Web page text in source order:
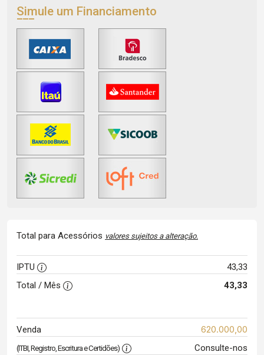
Simule um Financiamento
Total para Acessórios valores sujeitos a alteração.
IPTU
43,33
Total / Mês
43,33
Venda 620.000,00
(ITBI, Registro, Escritura e Certidões) Consulte-nos